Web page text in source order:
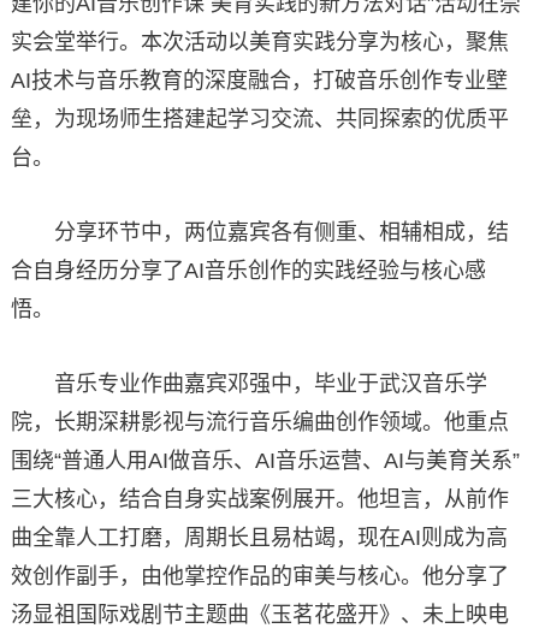
实会堂举行。本次活动以美育实践分享为核心，聚焦
AI技术与音乐教育的深度融合，打破音乐创作专业壁
垒，为现场师生搭建起学习交流、共同探索的优质平
台。
分享环节中，两位嘉宾各有侧重、相辅相成，结
合自身经历分享了AI音乐创作的实践经验与核心感
悟。
音乐专业作曲嘉宾邓强中，毕业于武汉音乐学
院，长期深耕影视与流行音乐编曲创作领域。他重点
围绕“普通人用AI做音乐、AI音乐运营、AI与美育关系”
三大核心，结合自身实战案例展开。他坦言，从前作
曲全靠人工打磨，周期长且易枯竭，现在AI则成为高
效创作副手，由他掌控作品的审美与核心。他分享了
汤显祖国际戏剧节主题曲《玉茗花盛开》、未上映电